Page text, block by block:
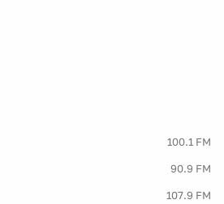
100.1 FM
90.9 FM
107.9 FM